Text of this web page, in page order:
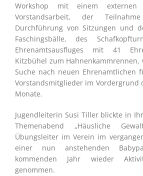
Workshop mit einem
Vorstandsarbeit, der
Durchführung von Sitzungen und
Faschingsbälle, des
Ehrenamtsausfluges mit 41
Kitzbühel zum Hahnenkammrennen,
Suche nach neuen Ehrenamtlichen
Vorstandsmitglieder im Vordergrund
Monate.
Jugendleiterin Susi Tiller blickte in
Themenabend „Häusliche
Übungsleiter im Verein im
einer nun anstehenden
kommenden Jahr wieder
genommen.